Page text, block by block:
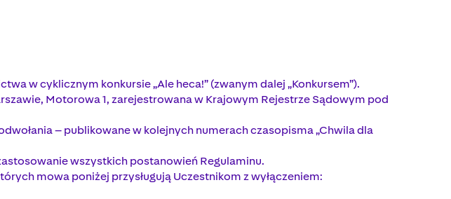
w cyklicznym konkursie „Ale heca!” (zwanym dalej „Konkursem”).
Motorowa 1, zarejestrowana w Krajowym Rejestrze Sądowym pod
– publikowane w kolejnych numerach czasopisma „Chwila dla
wszystkich postanowień Regulaminu.
mowa poniżej przysługują Uczestnikom z wyłączeniem: